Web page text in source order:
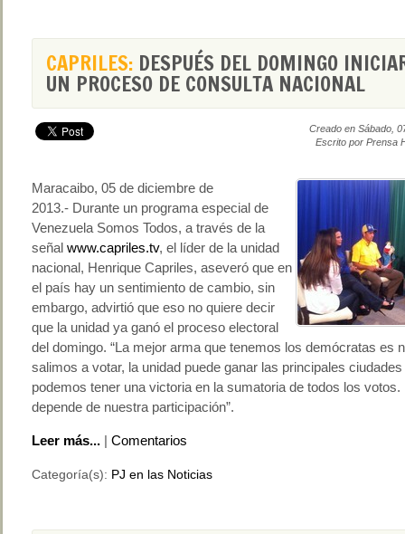
CAPRILES: DESPUÉS DEL DOMINGO
UN PROCESO DE CONSULTA NACIONAL
Creado en Sábado,
Escrito por Prensa
Maracaibo, 05 de diciembre de
2013.- Durante un programa especial de
Venezuela Somos Todos, a través de la
señal www.capriles.tv, el líder de la unidad
nacional, Henrique Capriles, aseveró que en
el país hay un sentimiento de cambio, sin
embargo, advirtió que eso no quiere decir
que la unidad ya ganó el proceso electoral
del domingo. “La mejor arma que tenemos los demócratas es
salimos a votar, la unidad puede ganar las principales
podemos tener una victoria en la sumatoria de todos los votos.
depende de nuestra participación”.
Leer más... | Comentarios
Categoría(s): PJ en las Noticias